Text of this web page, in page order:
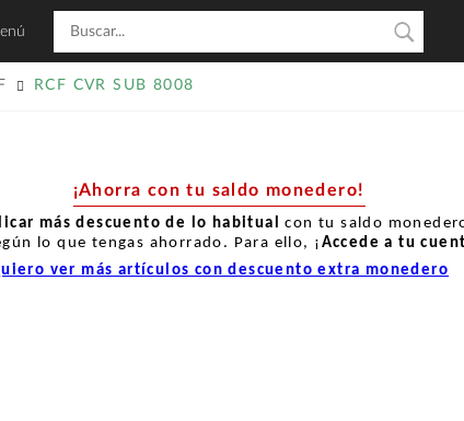
RCF CVR SUB 8008
¡Ahorra con tu saldo monedero!
más descuento de lo habitual con tu saldo
lo que tengas ahorrado. Para ello, ¡ Accede a tu
ver más artículos con descuento extra monedero